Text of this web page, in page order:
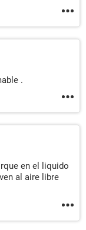
.
en el liquido
al aire libre